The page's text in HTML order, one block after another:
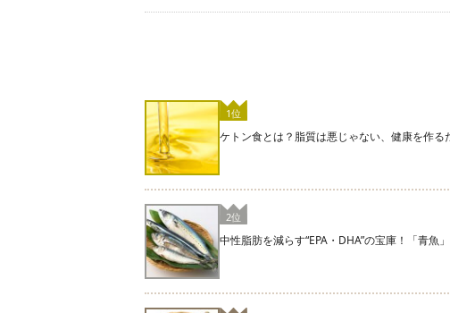
1位
ケトン食とは？脂質は悪じゃない、健康を作る
2位
中性脂肪を減らす“EPA・DHA”の宝庫！「青魚